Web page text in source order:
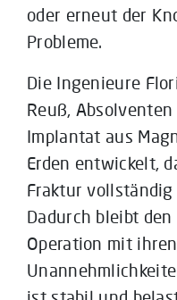
oder erneut der
Probleme.
Die Ingenieure
Reuß,
Implantat aus
Erden entwickelt,
Fraktur
Dadurch bleibt
Operation mit